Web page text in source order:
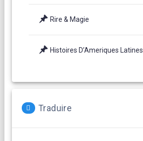
Rire & Magie
Histoires D’Ameriques Latines
Traduire